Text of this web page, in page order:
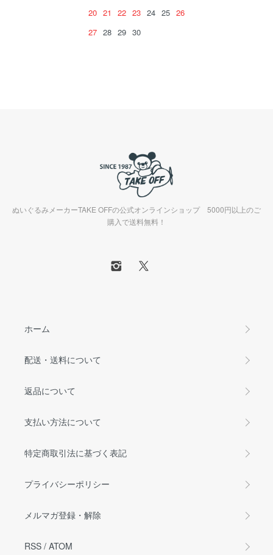
20 21 22 23 24 25 26
27 28 29 30
ぬいぐるみメーカーTAKE OFFの公式オンラインショップ 5000円以上のご
購入で送料無料！
ホーム
配送・送料について
返品について
支払い方法について
特定商取引法に基づく表記
プライバシーポリシー
メルマガ登録・解除
RSS / ATOM